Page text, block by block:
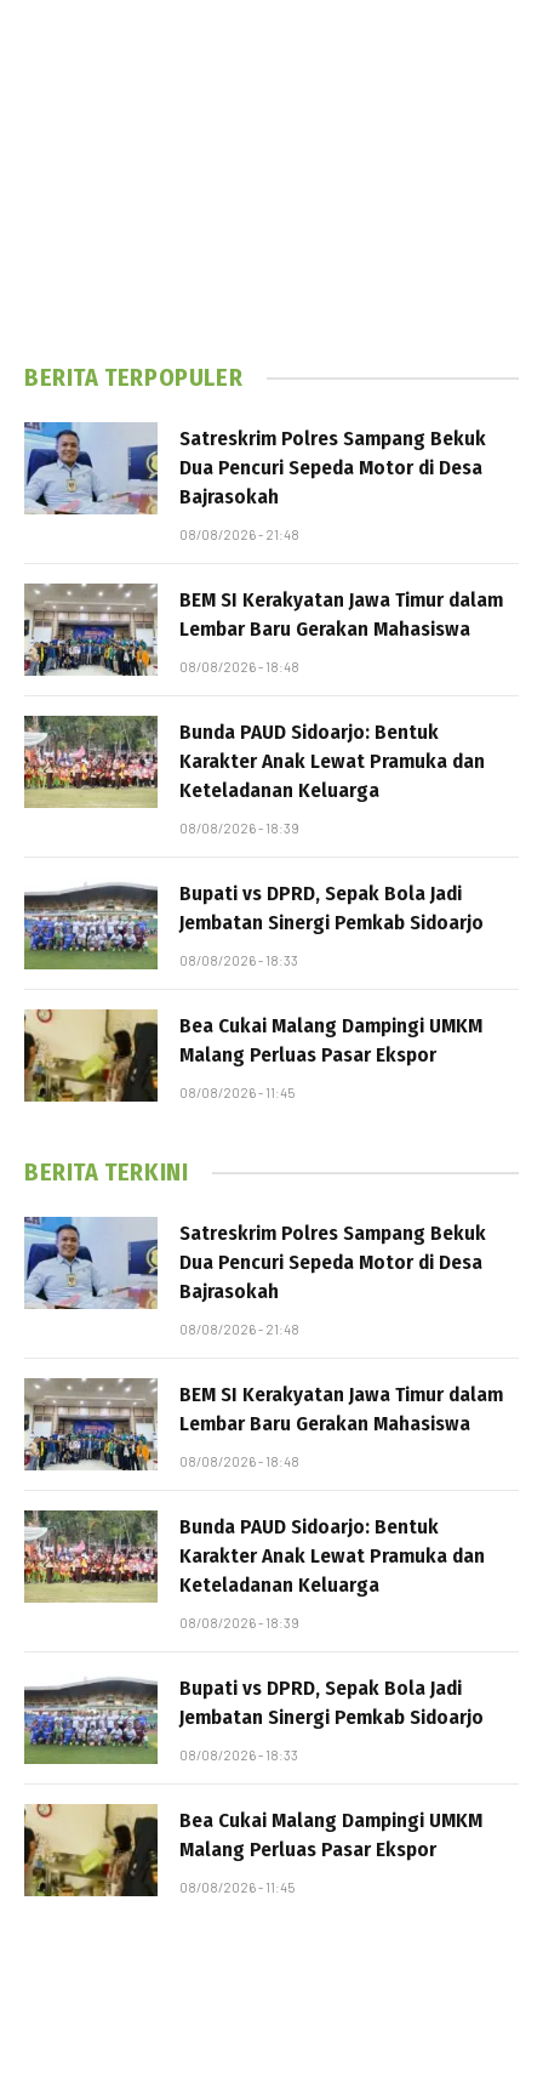
BERITA TERPOPULER
Satreskrim Polres Sampang Bekuk
Dua Pencuri Sepeda Motor di Desa
Bajrasokah
08/08/2026 - 21:48
BEM SI Kerakyatan Jawa Timur dalam
Lembar Baru Gerakan Mahasiswa
08/08/2026 - 18:48
Bunda PAUD Sidoarjo: Bentuk
Karakter Anak Lewat Pramuka dan
Keteladanan Keluarga
08/08/2026 - 18:39
Bupati vs DPRD, Sepak Bola Jadi
Jembatan Sinergi Pemkab Sidoarjo
08/08/2026 - 18:33
Bea Cukai Malang Dampingi UMKM
Malang Perluas Pasar Ekspor
08/08/2026 - 11:45
BERITA TERKINI
Satreskrim Polres Sampang Bekuk
Dua Pencuri Sepeda Motor di Desa
Bajrasokah
08/08/2026 - 21:48
BEM SI Kerakyatan Jawa Timur dalam
Lembar Baru Gerakan Mahasiswa
08/08/2026 - 18:48
Bunda PAUD Sidoarjo: Bentuk
Karakter Anak Lewat Pramuka dan
Keteladanan Keluarga
08/08/2026 - 18:39
Bupati vs DPRD, Sepak Bola Jadi
Jembatan Sinergi Pemkab Sidoarjo
08/08/2026 - 18:33
Bea Cukai Malang Dampingi UMKM
Malang Perluas Pasar Ekspor
08/08/2026 - 11:45